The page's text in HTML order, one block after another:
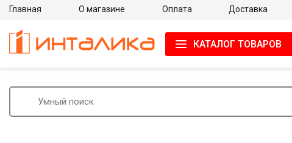
Главная О магазине Оплата Доставка
КАТАЛОГ ТОВАРОВ